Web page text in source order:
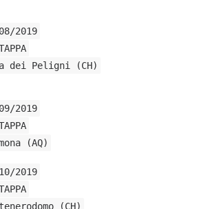
2019
dei Peligni (CH)
2019
(AQ)
2019
(CH)